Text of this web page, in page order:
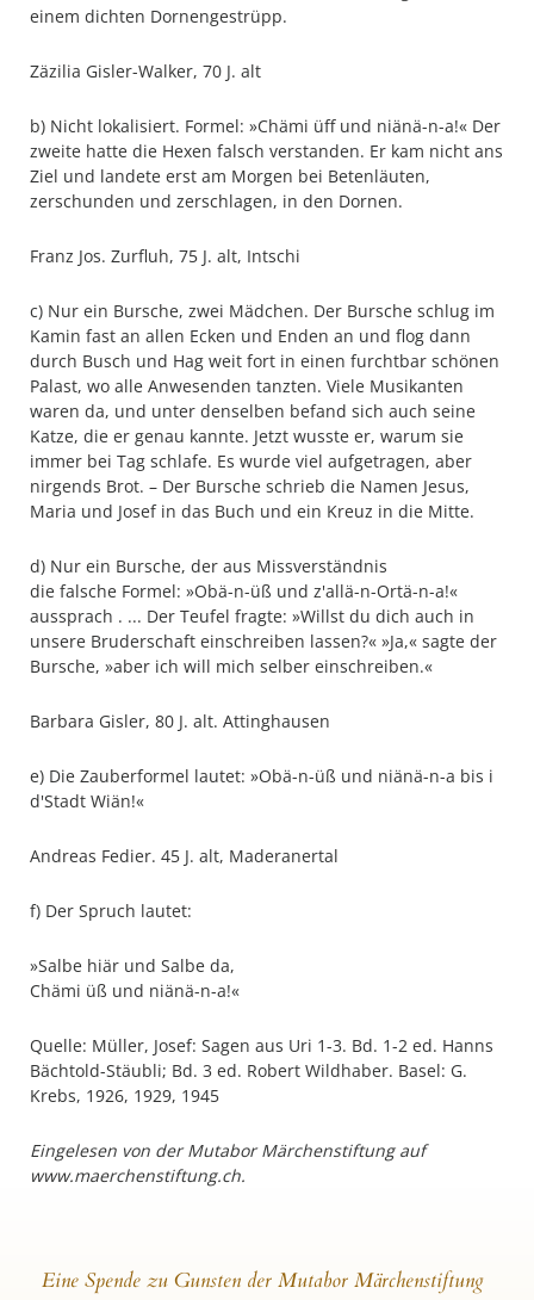
einem dichten Dornengestrüpp.
Zäzilia Gisler-Walker, 70 J. alt
b) Nicht lokalisiert. Formel: »Chämi üff und niänä-n-a!« Der
zweite hatte die Hexen falsch verstanden. Er kam nicht ans
Ziel und landete erst am Morgen bei Betenläuten,
zerschunden und zerschlagen, in den Dornen.
Franz Jos. Zurfluh, 75 J. alt, Intschi
c) Nur ein Bursche, zwei Mädchen. Der Bursche schlug im
Kamin fast an allen Ecken und Enden an und flog dann
durch Busch und Hag weit fort in einen furchtbar schönen
Palast, wo alle Anwesenden tanzten. Viele Musikanten
waren da, und unter denselben befand sich auch seine
Katze, die er genau kannte. Jetzt wusste er, warum sie
immer bei Tag schlafe. Es wurde viel aufgetragen, aber
nirgends Brot. – Der Bursche schrieb die Namen Jesus,
Maria und Josef in das Buch und ein Kreuz in die Mitte.
d) Nur ein Bursche, der aus Missverständnis
die falsche Formel: »Obä-n-üß und z'allä-n-Ortä-n-a!«
aussprach . ... Der Teufel fragte: »Willst du dich auch in
unsere Bruderschaft einschreiben lassen?« »Ja,« sagte der
Bursche, »aber ich will mich selber einschreiben.«
Barbara Gisler, 80 J. alt. Attinghausen
e) Die Zauberformel lautet: »Obä-n-üß und niänä-n-a bis i
d'Stadt Wiän!«
Andreas Fedier. 45 J. alt, Maderanertal
f) Der Spruch lautet:
»Salbe hiär und Salbe da,
Chämi üß und niänä-n-a!«
Quelle: Müller, Josef: Sagen aus Uri 1-3. Bd. 1-2 ed. Hanns
Bächtold-Stäubli; Bd. 3 ed. Robert Wildhaber. Basel: G.
Krebs, 1926, 1929, 1945
Eingelesen von der Mutabor Märchenstiftung auf
www.maerchenstiftung.ch.
Eine Spende zu Gunsten der Mutabor Märchenstiftung